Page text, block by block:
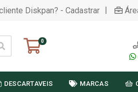
Diskpan? - Cadastrar |
0
DESCARTAVEIS MARCAS